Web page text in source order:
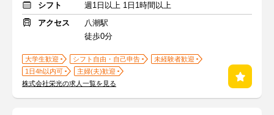
シフト
週1日以上 1日1時間以上
アクセス
八潮駅
徒歩0分
大学生歓迎 シフト自由・自己申告
未経験者歓迎
1日4h以内可
主婦(夫)歓迎
株式会社栄光の求人一覧を見る